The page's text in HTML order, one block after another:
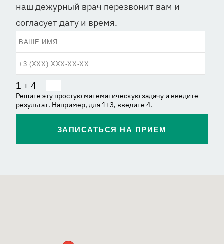
наш дежурный врач перезвонит вам и
согласует дату и время.
1 + 4 =
Решите эту простую математическую задачу и введите
результат. Например, для 1+3, введите 4.